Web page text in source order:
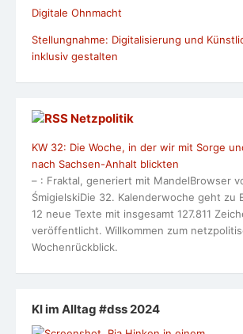
Digitale Ohnmacht
Stellungnahme: Digitalisierung und
inklusiv gestalten
Netzpolitik
KW 32: Die Woche, in der wir mit Sorge
nach Sachsen-Anhalt blickten
– : Fraktal, generiert mit MandelBrowser
ŚmigielskiDie 32. Kalenderwoche geht zu
12 neue Texte mit insgesamt 127.811
veröffentlicht. Willkommen zum
Wochenrückblick.
KI im Alltag #dss 2024